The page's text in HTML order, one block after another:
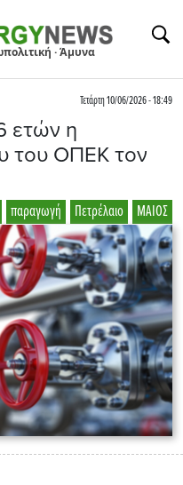
· Άμυνα
Τετάρτη 10/06/2026 - 18:49
ετών η
του ΟΠΕΚ τον
ΜΑΙΟΣ
Πετρέλαιο
παραγωγή